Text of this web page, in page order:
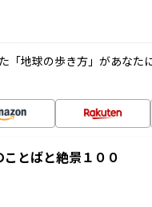
「地球の歩き方」があなた
とばと絶景１００